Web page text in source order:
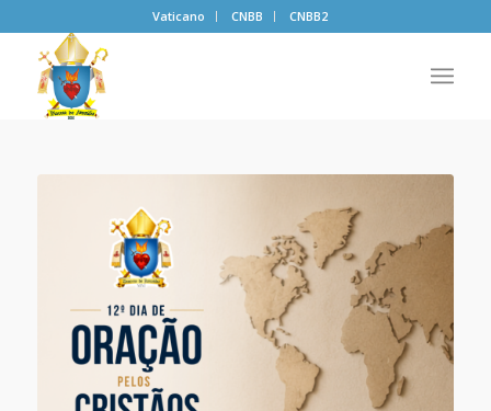
Vaticano CNBB CNBB2